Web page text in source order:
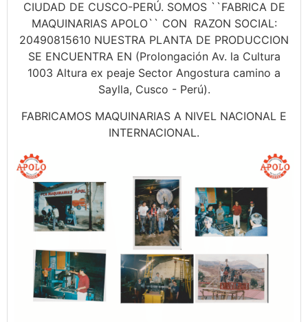
CIUDAD DE CUSCO-PERÚ. SOMOS ``FABRICA DE
MAQUINARIAS APOLO`` CON RAZON SOCIAL:
20490815610 NUESTRA PLANTA DE PRODUCCION
SE ENCUENTRA EN (Prolongación Av. la Cultura
1003 Altura ex peaje Sector Angostura camino a
Saylla, Cusco - Perú).
FABRICAMOS MAQUINARIAS A NIVEL NACIONAL E
INTERNACIONAL.